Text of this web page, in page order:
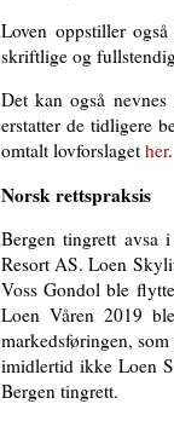
Loven oppstiller
skriftlige og
Det kan også
erstatter de tidligere
omtalt lovforslaget her.
Norsk rettspraksis
Bergen tingrett avsa
Resort AS. Loen
Voss Gondol ble
Loen Våren 2019
markedsføringen,
imidlertid ikke Loen
Bergen tingrett.